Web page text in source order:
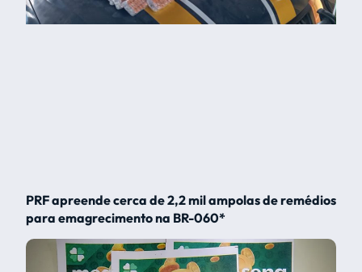
PRF apreende cerca de 2,2 mil ampolas de remédios
para emagrecimento na BR-060*